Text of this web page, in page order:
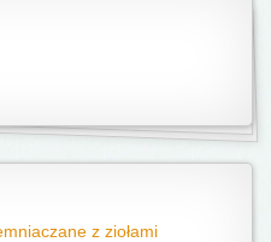
z ziołami